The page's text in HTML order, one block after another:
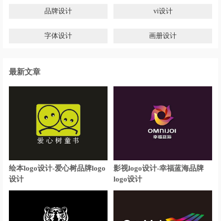
存储logo设计
餐饮logo设计
财经大学logo设计
城市logo设计
电动车logo设计 地铁logo设计
电力公司logo设计
品牌设计 vi设计
字体设计 画册设计
最新文章
绘本logo设计-爱心树品牌logo
设计
影视logo设计-幸福蓝海品牌
logo设计